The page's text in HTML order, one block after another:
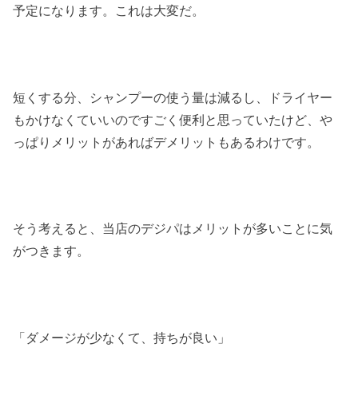
予定になります。これは大変だ。
短くする分、シャンプーの使う量は減るし、ドライヤー
もかけなくていいのですごく便利と思っていたけど、や
っぱりメリットがあればデメリットもあるわけです。
そう考えると、当店のデジパはメリットが多いことに気
がつきます。
「ダメージが少なくて、持ちが良い」